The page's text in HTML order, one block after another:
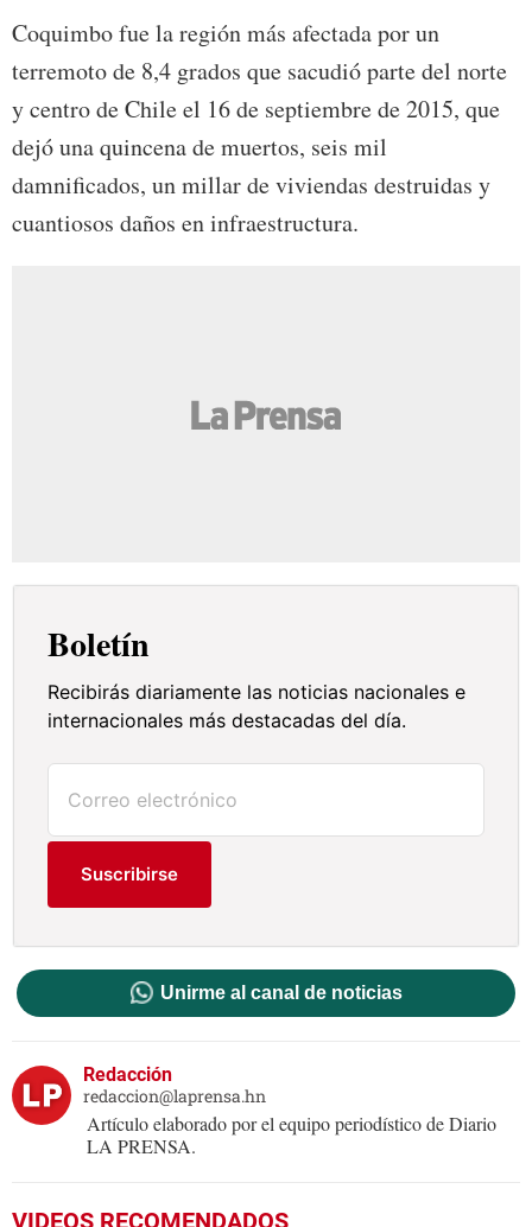
Coquimbo fue la región más afectada por un
terremoto de 8,4 grados que sacudió parte del norte
y centro de Chile el 16 de septiembre de 2015, que
dejó una quincena de muertos, seis mil
damnificados, un millar de viviendas destruidas y
cuantiosos daños en infraestructura.
Boletín
Recibirás diariamente las noticias nacionales e
internacionales más destacadas del día.
Suscribirse
Unirme al canal de noticias
Redacción
redaccion@laprensa.hn
Artículo elaborado por el equipo periodístico de Diario
LA PRENSA.
VIDEOS RECOMENDADOS